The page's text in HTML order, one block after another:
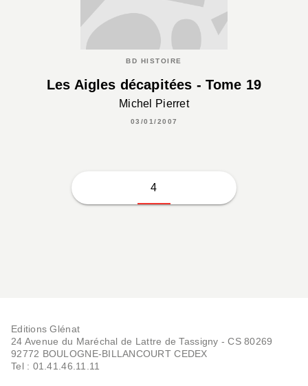
BD HISTOIRE
Les Aigles décapitées - Tome 19
Michel Pierret
03/01/2007
4
Editions Glénat
24 Avenue du Maréchal de Lattre de Tassigny - CS 80269
92772 BOULOGNE-BILLANCOURT CEDEX
Tel : 01.41.46.11.11